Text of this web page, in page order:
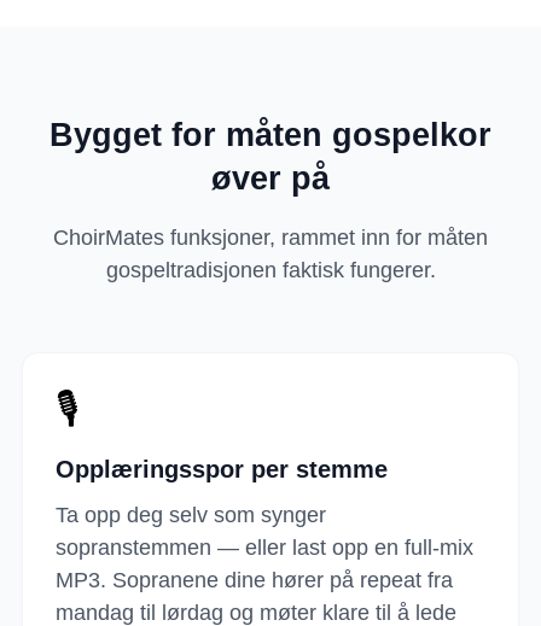
Bygget for måten gospelkor
øver på
ChoirMates funksjoner, rammet inn for måten
gospeltradisjonen faktisk fungerer.
🎙️
Opplæringsspor per stemme
Ta opp deg selv som synger
sopranstemmen — eller last opp en full-mix
MP3. Sopranene dine hører på repeat fra
mandag til lørdag og møter klare til å lede